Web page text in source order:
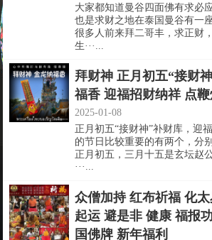
大家都知道曼谷四面佛有求必
也是求财之地在泰国曼谷有一
很多人前来拜二哥丰，求正财
生···...
拜财神 正月初五“接财
福香 迎福招财纳祥 点
2025-01-08
正月初五“接财神”补财库，迎
的节日比较重要的有两个，分
正月初五，三月十五是玄坛赵
···...
众僧加持 红布祈福 化
起运 避是非 健康 福报
国佛牌 新年福利